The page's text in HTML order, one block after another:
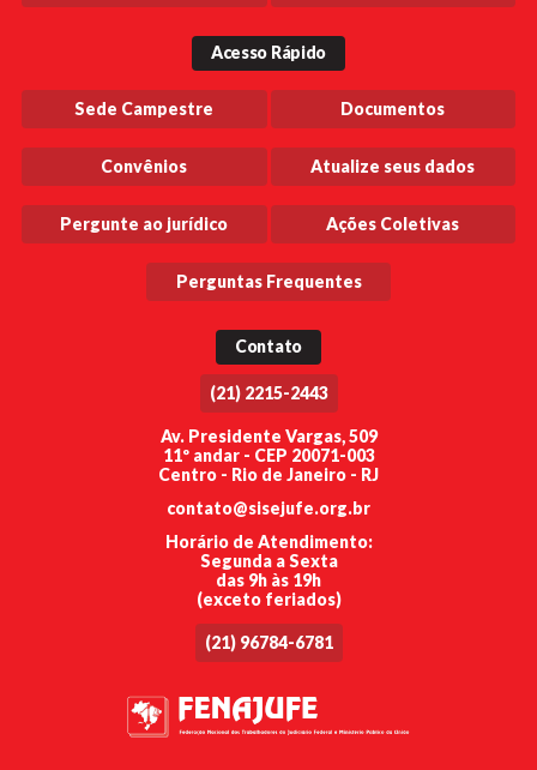
Acesso Rápido
Sede Campestre Documentos
Convênios Atualize seus dados
Pergunte ao jurídico Ações Coletivas
Perguntas Frequentes
Contato
(21) 2215-2443
Av. Presidente Vargas, 509
11º andar - CEP 20071-003
Centro - Rio de Janeiro - RJ
contato@sisejufe.org.br
Horário de Atendimento:
Segunda a Sexta
das 9h às 19h
(exceto feriados)
(21) 96784-6781